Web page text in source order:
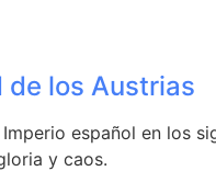
de los Austrias
español en los
y caos.